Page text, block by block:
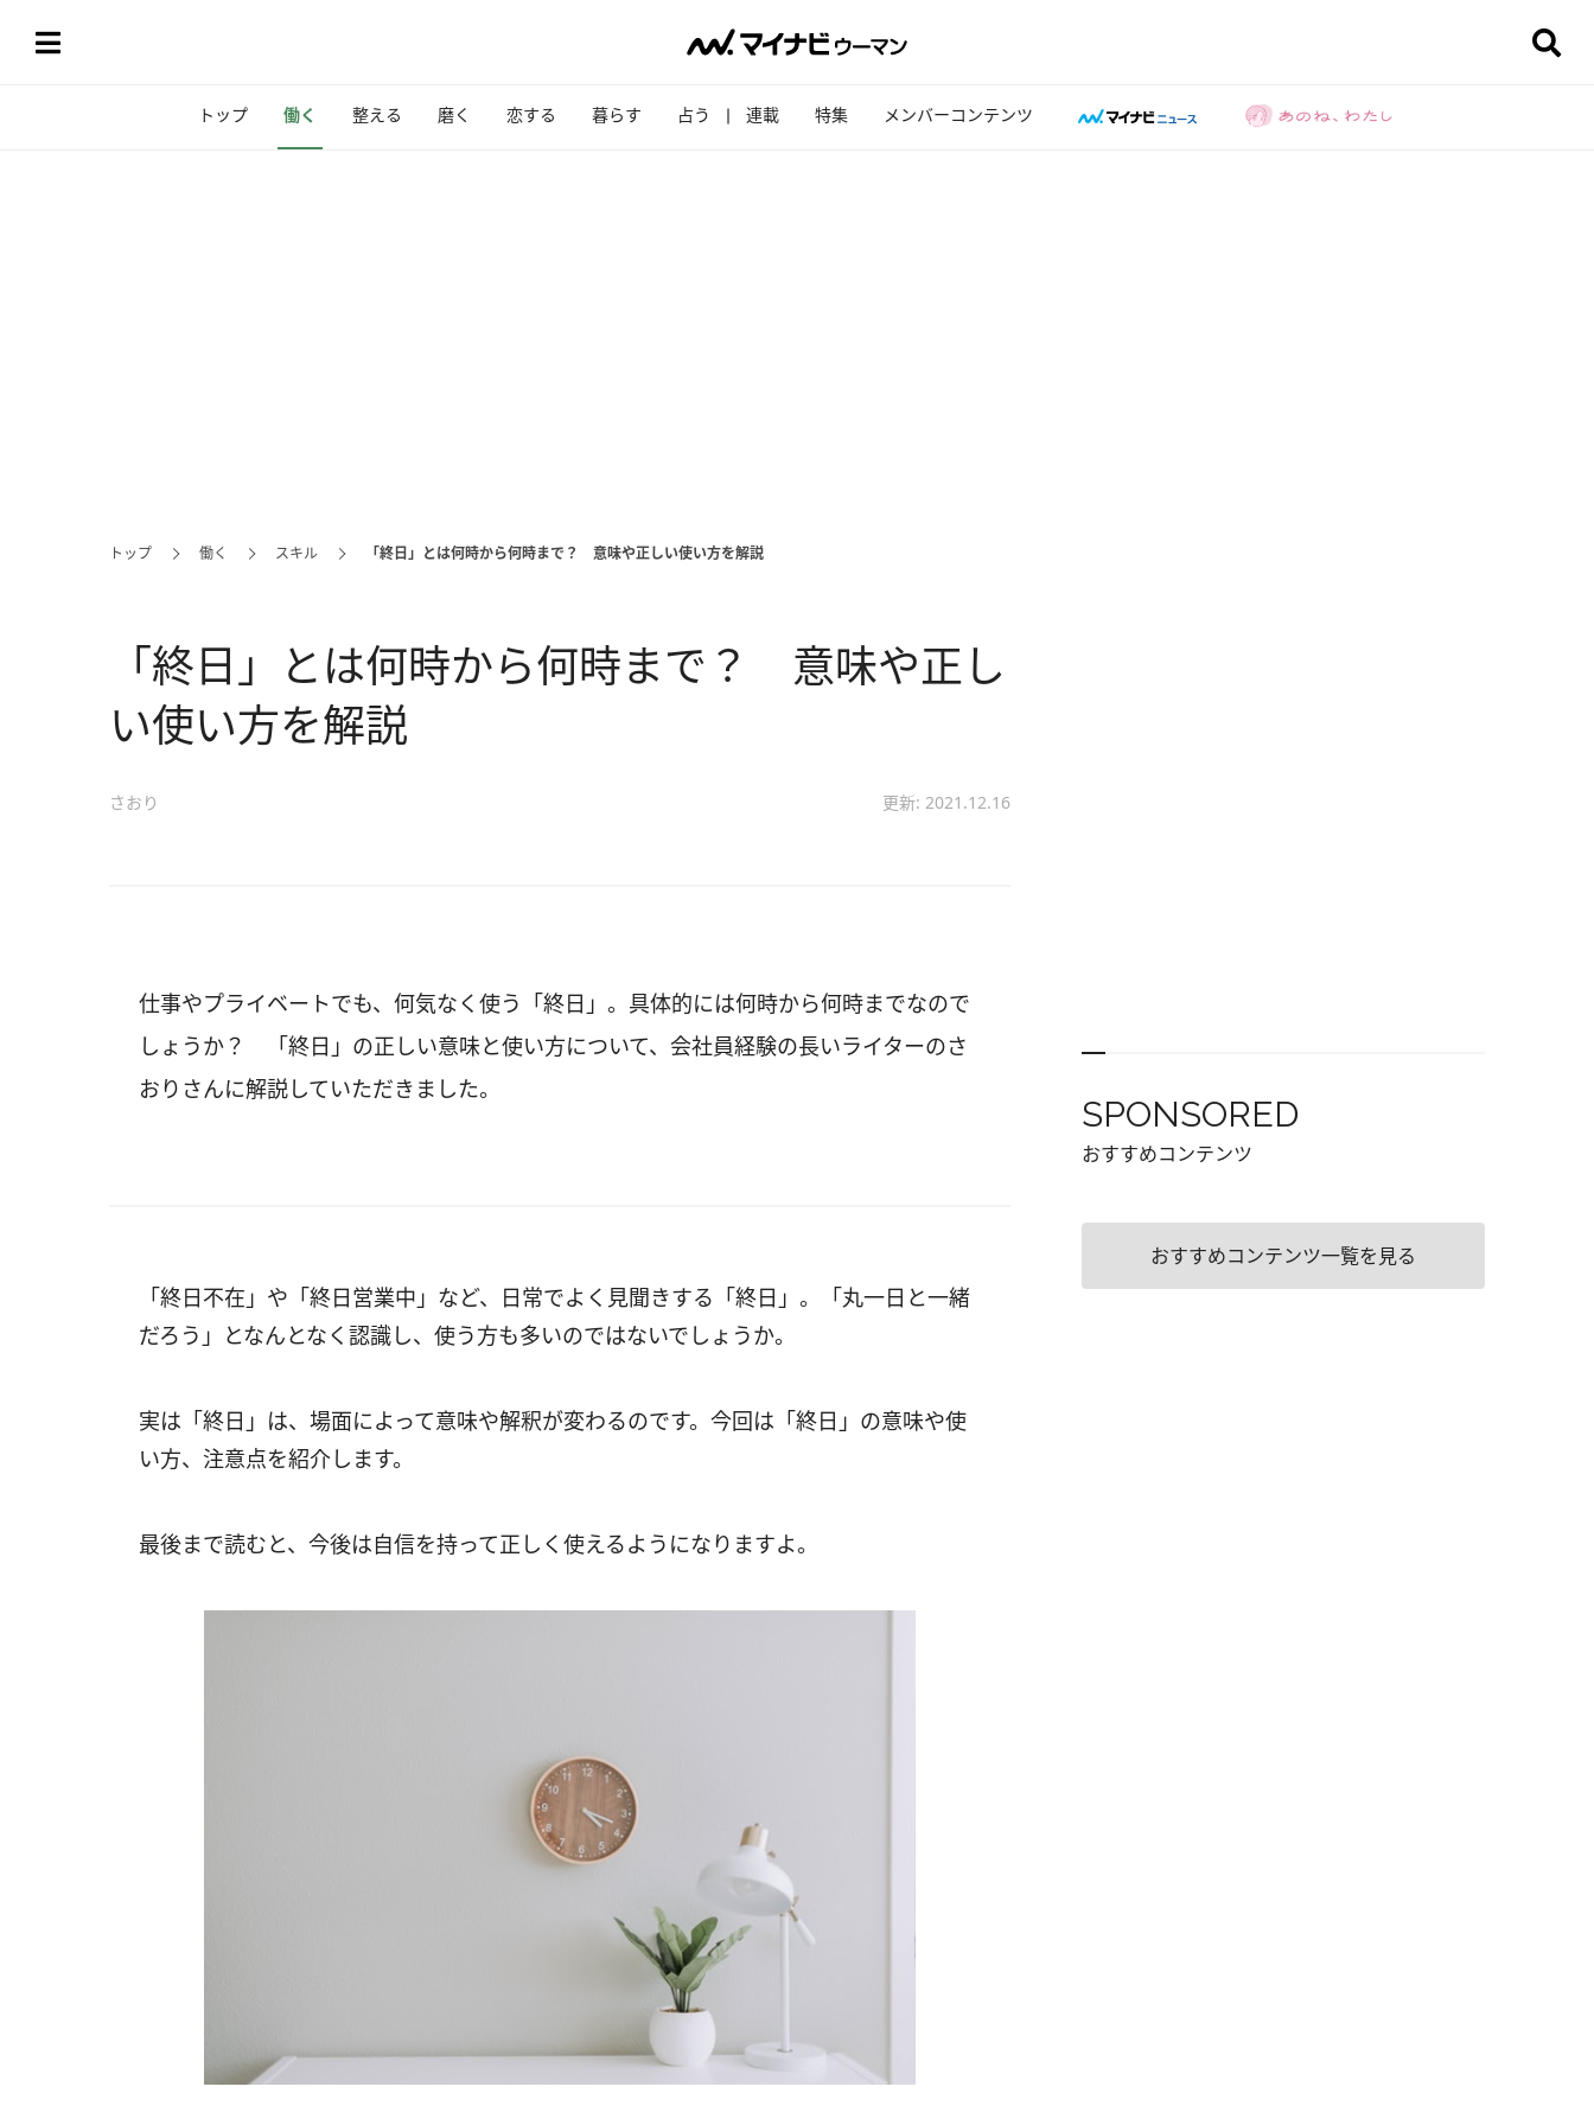
トップ 働く 整える 磨く 恋する 暮らす 占う 連載 特集 メンバーコンテンツ
トップ 働く スキル 「終日」とは何時から何時まで？ 意味や正しい使い方を解説
「終日」とは何時から何時まで？ 意味や正し
い使い方を解説
さおり 更新: 2021.12.16
仕事やプライベートでも、何気なく使う「終日」。具体的には何時から何時までなので
しょうか？ 「終日」の正しい意味と使い方について、会社員経験の長いライターのさ
おりさんに解説していただきました。
「終日不在」や「終日営業中」など、日常でよく見聞きする「終日」。「丸一日と一緒
だろう」となんとなく認識し、使う方も多いのではないでしょうか。
実は「終日」は、場面によって意味や解釈が変わるのです。今回は「終日」の意味や使
い方、注意点を紹介します。
最後まで読むと、今後は自信を持って正しく使えるようになりますよ。
SPONSORED
おすすめコンテンツ
おすすめコンテンツ一覧を見る